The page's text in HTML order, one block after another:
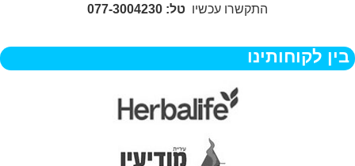
התקשרו עכשיו טל: 077-3004230
בין לקוחותינו